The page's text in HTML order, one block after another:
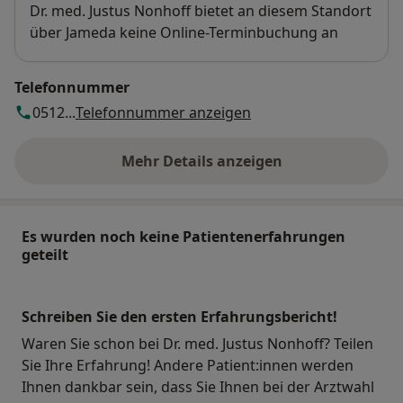
Verfügbarkeit
Dr. med. Justus Nonhoff bietet an diesem Standort
über Jameda keine Online-Terminbuchung an
Telefonnummer
0512...Telefonnummer anzeigen
Mehr Details anzeigen
über die Adresse
Es wurden noch keine Patientenerfahrungen
geteilt
Schreiben Sie den ersten Erfahrungsbericht!
Waren Sie schon bei Dr. med. Justus Nonhoff? Teilen
Sie Ihre Erfahrung! Andere Patient:innen werden
Ihnen dankbar sein, dass Sie Ihnen bei der Arztwahl